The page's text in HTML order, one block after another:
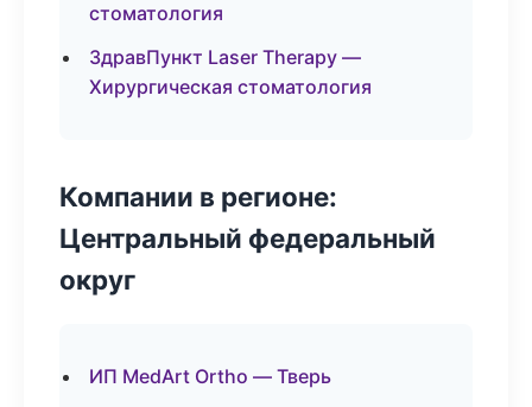
стоматология
ЗдравПункт Laser Therapy —
Хирургическая стоматология
Компании в регионе:
Центральный федеральный
округ
ИП MedArt Ortho — Тверь